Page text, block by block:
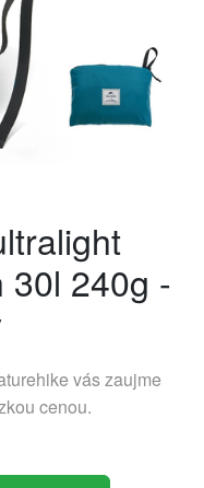
30l 240g -
vás zaujme
cenou.